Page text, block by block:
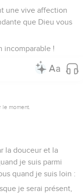
une vive affection
que Dieu vous
incomparable !
moment.
la douceur et la
je suis parmi
quand je suis loin :
je serai présent,